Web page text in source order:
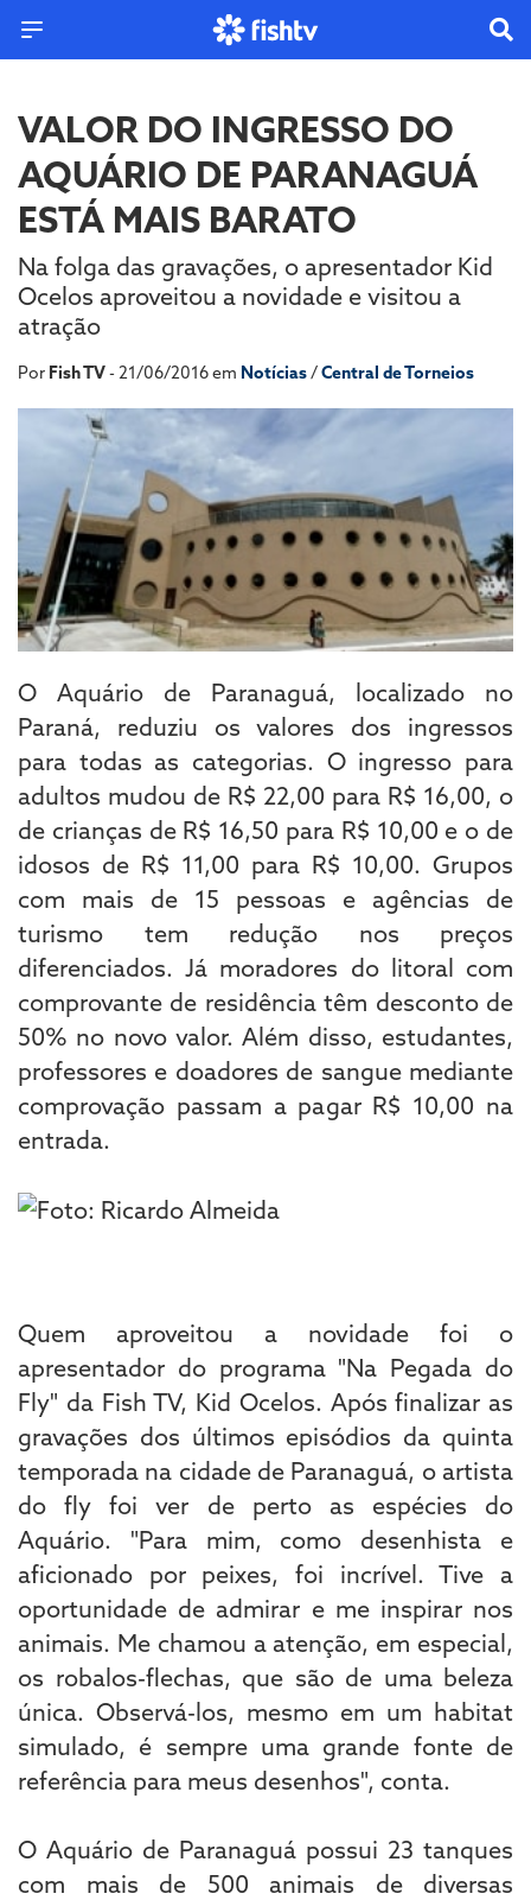
VALOR DO INGRESSO DO
AQUÁRIO DE PARANAGUÁ
ESTÁ MAIS BARATO
Na folga das gravações, o apresentador Kid
Ocelos aproveitou a novidade e visitou a
atração
Por Fish TV- 21/06/2016 em Notícias/Central de Torneios
O Aquário de Paranaguá, localizado no
Paraná, reduziu os valores dos ingressos
para todas as categorias. O ingresso para
adultos mudou de R$ 22,00 para R$ 16,00, o
de crianças de R$ 16,50 para R$ 10,00 e o de
idosos de R$ 11,00 para R$ 10,00. Grupos
com mais de 15 pessoas e agências de
turismo tem redução nos preços
diferenciados. Já moradores do litoral com
comprovante de residência têm desconto de
50% no novo valor. Além disso, estudantes,
professores e doadores de sangue mediante
comprovação passam a pagar R$ 10,00 na
entrada.
Quem aproveitou a novidade foi o
apresentador do programa "Na Pegada do
Fly" da Fish TV, Kid Ocelos. Após finalizar as
gravações dos últimos episódios da quinta
temporada na cidade de Paranaguá, o artista
do fly foi ver de perto as espécies do
Aquário. "Para mim, como desenhista e
aficionado por peixes, foi incrível. Tive a
oportunidade de admirar e me inspirar nos
animais. Me chamou a atenção, em especial,
os robalos-flechas, que são de uma beleza
única. Observá-los, mesmo em um habitat
simulado, é sempre uma grande fonte de
referência para meus desenhos", conta.
O Aquário de Paranaguá possui 23 tanques
com mais de 500 animais de diversas